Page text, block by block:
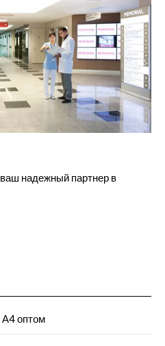
надежный партнер в
А4 оптом